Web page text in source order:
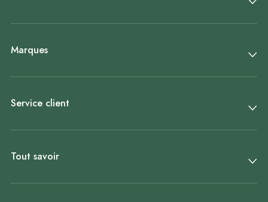
Marques
Service client
Tout savoir